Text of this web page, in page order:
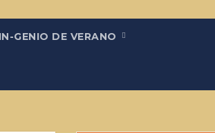
GENIO DE VERANO